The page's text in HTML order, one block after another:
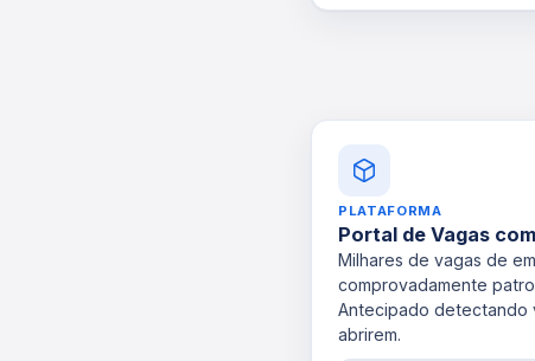
PLATAFORMA
Portal de Vagas
Milhares de vagas de
comprovadamente
Antecipado detectando
abrirem.